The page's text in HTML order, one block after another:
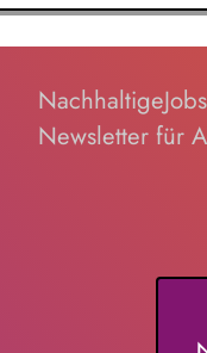
Newsletter für